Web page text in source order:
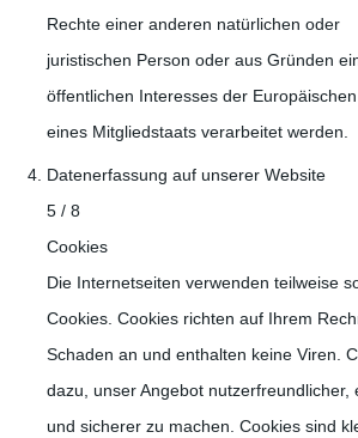
Rechte einer anderen natürlichen oder
juristischen Person oder aus Gründen
öffentlichen Interesses der
eines Mitgliedstaats verarbeitet werden.
Datenerfassung auf unserer Website
5 / 8
Cookies
Die Internetseiten verwenden teilweise
Cookies. Cookies richten auf Ihrem
Schaden an und enthalten keine Viren.
dazu, unser Angebot nutzerfreundlicher,
und sicherer zu machen. Cookies sind